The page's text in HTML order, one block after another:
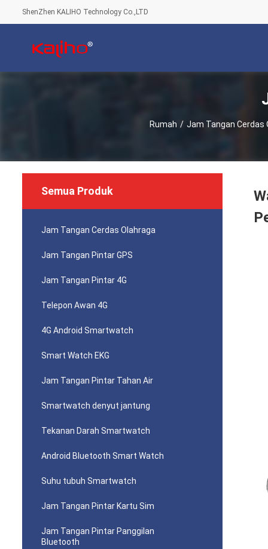
ShenZhen KALIHO Technology Co.,LTD
Rumah / Jam Tangan Cerdas
Semua Produk
Jam Tangan Cerdas Olahraga
Jam Tangan Pintar GPS
Jam Tangan Pintar 4G
Telepon Awan 4G
4G Android Smartwatch
Smart Watch EKG
Jam Tangan Pintar Tahan Air
Smartwatch denyut jantung
Tekanan Darah Smartwatch
Android Bluetooth Smart Watch
Suhu tubuh Smartwatch
Jam Tangan Pintar Kartu Sim
Jam Tangan Pintar Panggilan
Bluetooth